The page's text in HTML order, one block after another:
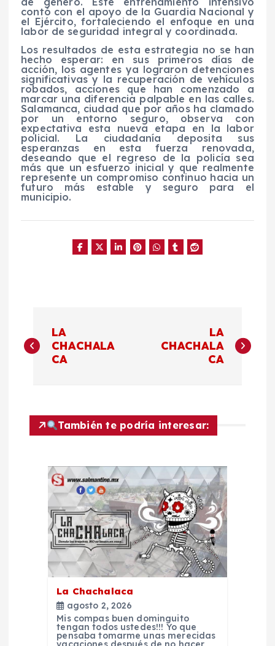
contó con el apoyo de la Guardia Nacional y
el Ejército, fortaleciendo el enfoque en una
labor de seguridad integral y coordinada.
Los resultados de esta estrategia no se han
hecho esperar: en sus primeros días de
acción, los agentes ya lograron detenciones
significativas y la recuperación de vehículos
robados, acciones que han comenzado a
marcar una diferencia palpable en las calles.
Salamanca, ciudad que por años ha clamado
por un entorno seguro, observa con
expectativa esta nueva etapa en la labor
policial. La ciudadanía deposita sus
esperanzas en esta fuerza renovada,
deseando que el regreso de la policía sea
más que un esfuerzo inicial y que realmente
represente un compromiso continuo hacia un
futuro más estable y seguro para el
municipio.
a
e
g
LA
CHACHALA
CA
LA
CHACHALA
CA
También te podría interesar:
La Chachalaca
agosto 2, 2026
Mis compas buen dominguito
tengan todos ustedes!!! Yo que
pensaba tomarme unas merecidas